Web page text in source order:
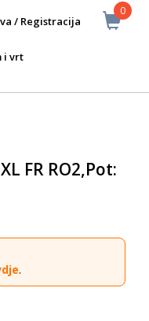
0
/ Registracija
i vrt
FR RO2,Pot:
.